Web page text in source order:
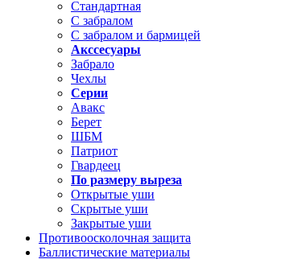
Стандартная
С забралом
С забралом и бармицей
Акссесуары
Забрало
Чехлы
Серии
Авакс
Берет
ШБМ
Патриот
Гвардеец
По размеру выреза
Открытые уши
Скрытые уши
Закрытые уши
Противоосколочная защита
Баллистические материалы